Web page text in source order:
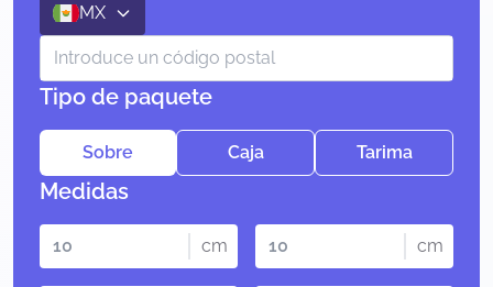
MX
Tipo de paquete
Sobre Caja Tarima
Medidas
cm cm